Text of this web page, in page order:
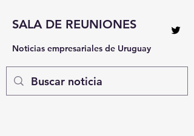
SALA DE REUNIONES
Noticias empresariales de Uruguay